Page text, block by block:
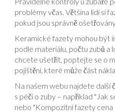
problémy včas. Většina lidí si
pokud jsou správně
Keramické fazety mohou být
podle materiálu, počtu zubů a
chcete ušetřit, poptejte se o
pojištění, které může část
Na našem webu najdete další
s péčí o zuby – například "Jak
nebo "Kompozitní fazety